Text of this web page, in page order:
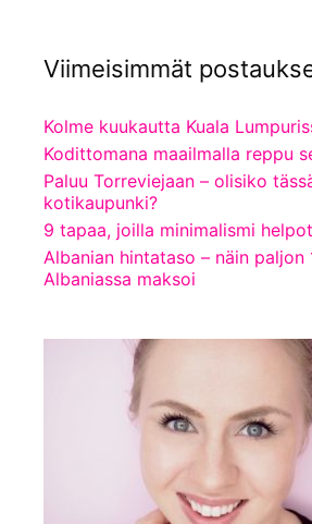
Viimeisimmät
Kolme kuukautta Kuala
Kodittomana maailmalla reppu
Paluu Torreviejaan – olisiko
kotikaupunki?
9 tapaa, joilla minimalismi
Albanian hintataso – näin paljon
Albaniassa maksoi